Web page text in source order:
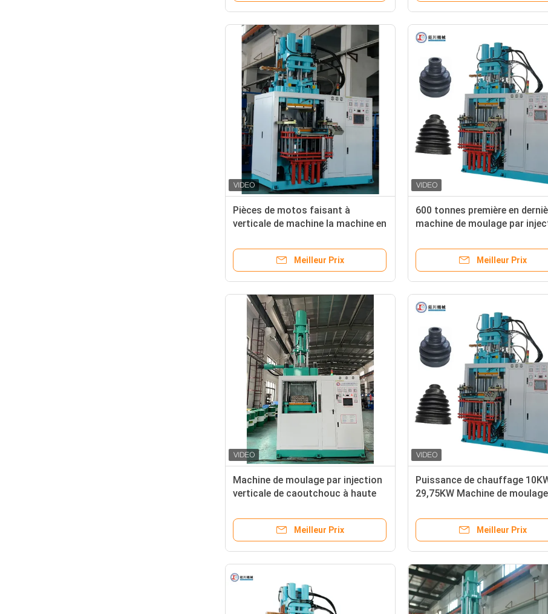
Pièces de motos faisant à
verticale de machine la machine en
injection pour l'amortisseur en
caoutchouc
Meilleur Prix
600 tonnes première en
machine de moulage par
ISO9001:2015
Meilleur Prix
Machine de moulage par injection
verticale de caoutchouc à haute
produits en caoutchouc
Meilleur Prix
Puissance de chauffage
29,75KW Machine de
pour pièces automobiles
Meilleur Prix